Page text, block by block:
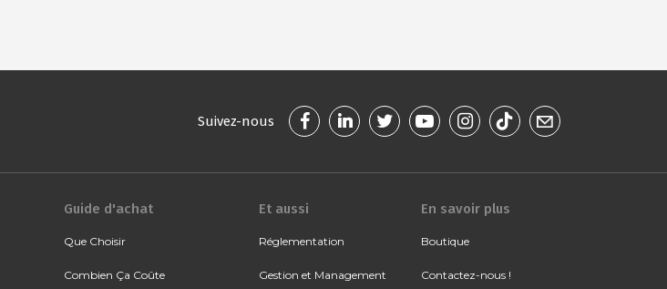
Suivez-nous
Guide d'achat
Que Choisir
Combien Ça Coûte
Et aussi
Réglementation
Gestion et Management
En savoir plus
Boutique
Contactez-nous !